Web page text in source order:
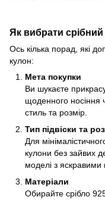
Як вибрати
Ось кілька порад, які
кулон:
Мета покупки
Ви шукаєте
щоденного носіння
стиль та розмір.
Тип підвіски та
Для
кулони без зайвих
моделі з яскравими
Матеріали
Обирайте срібло